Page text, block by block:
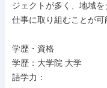
ジェクトが多く、地域
仕事に取り組むことが可
学歴・資格
学歴：大学院 大学
語学力：